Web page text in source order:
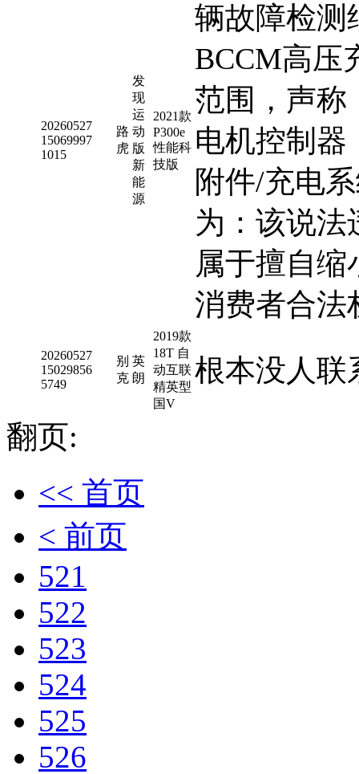
20260527
15069997
1015
路
虎
发
现
运
动
版
新
能
源
2021款
P300e
性能科
技版
辆故障检测
BCCM高压
范围，声称
电机控制器
附件/充电
为：该说法
属于擅自
消费者合法
20260527
15029856
5749
别
克
英
朗
2019款
18T 自
动互联
精英型
国V
根本没人联
翻页:
<< 首页
< 前页
521
522
523
524
525
526